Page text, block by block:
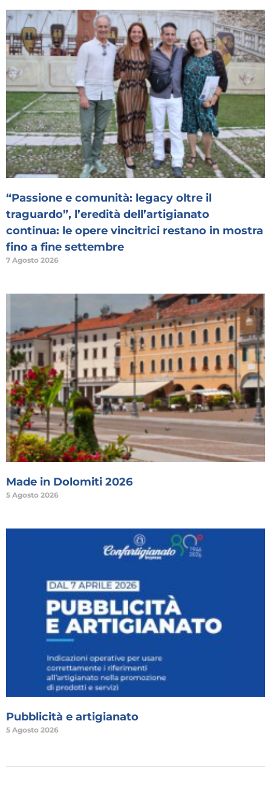
“Passione e comunità: legacy oltre il
traguardo”, l’eredità dell’artigianato
continua: le opere vincitrici restano in mostra
fino a fine settembre
7 Agosto 2026
Made in Dolomiti 2026
5 Agosto 2026
Pubblicità e artigianato
5 Agosto 2026